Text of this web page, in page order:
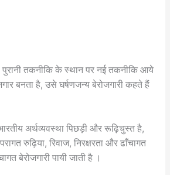
: पुरानी तकनीकि के स्थान पर नई तकनीकि आये
बनता है, उसे घर्षणजन्य बेरोजगारी कहते हैं
अर्थव्यवस्था पिछड़ी और रूढ़िचुस्त है,
रुढ़िया, रिवाज, निरक्षरता और ढाँचागत
बेरोजगारी पायी जाती है ।